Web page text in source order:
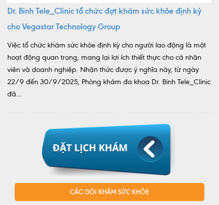
Dr. Binh Tele_Clinic tổ chức đợt khám sức khỏe định kỳ
cho Vegastar Technology Group
Việc tổ chức khám sức khỏe định kỳ cho người lao động là một
hoạt động quan trọng, mang lại lợi ích thiết thực cho cả nhân
viên và doanh nghiệp. Nhận thức được ý nghĩa này, từ ngày
22/9 đến 30/9/2025, Phòng khám đa khoa Dr. Binh Tele_Clinic
đã...
CÁC GÓI KHÁM SỨC KHỎE